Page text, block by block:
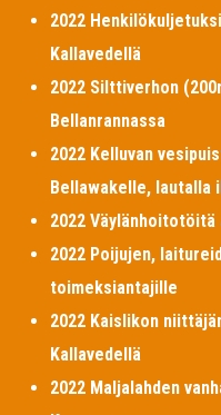
2022
Kallavedellä
2022 Silttiverhon
Bellanrannassa
2022 Kelluvan
Bellawakelle,
2022
2022 Poijujen,
toimeksiantajille
2022 Kaislikon
Kallavedellä
2022 Maljalahden